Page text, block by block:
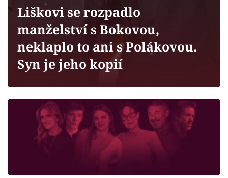
Sledujte prima+
Filmový festival Karlovy Vary
Mámy sobě
Přihlášení
Sledujte nás
Liškovi se rozpadlo
manželství s Bokovou,
neklaplo to ani s Polákovou.
Syn je jeho kopií